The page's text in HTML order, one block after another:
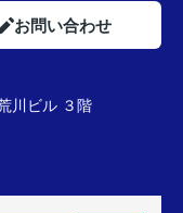
お問い合わせ
川ビル ３階